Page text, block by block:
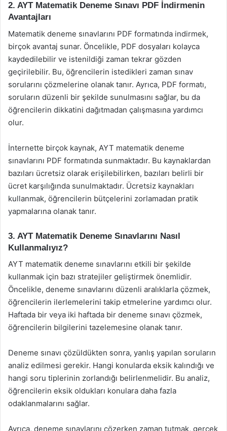
2. AYT Matematik Deneme Sınavı PDF İndirmenin
Avantajları
Matematik deneme sınavlarını PDF formatında indirmek,
birçok avantaj sunar. Öncelikle, PDF dosyaları kolayca
kaydedilebilir ve istenildiği zaman tekrar gözden
geçirilebilir. Bu, öğrencilerin istedikleri zaman sınav
sorularını çözmelerine olanak tanır. Ayrıca, PDF formatı,
soruların düzenli bir şekilde sunulmasını sağlar, bu da
öğrencilerin dikkatini dağıtmadan çalışmasına yardımcı
olur.
İnternette birçok kaynak, AYT matematik deneme
sınavlarını PDF formatında sunmaktadır. Bu kaynaklardan
bazıları ücretsiz olarak erişilebilirken, bazıları belirli bir
ücret karşılığında sunulmaktadır. Ücretsiz kaynakları
kullanmak, öğrencilerin bütçelerini zorlamadan pratik
yapmalarına olanak tanır.
3. AYT Matematik Deneme Sınavlarını Nasıl
Kullanmalıyız?
AYT matematik deneme sınavlarını etkili bir şekilde
kullanmak için bazı stratejiler geliştirmek önemlidir.
Öncelikle, deneme sınavlarını düzenli aralıklarla çözmek,
öğrencilerin ilerlemelerini takip etmelerine yardımcı olur.
Haftada bir veya iki haftada bir deneme sınavı çözmek,
öğrencilerin bilgilerini tazelemesine olanak tanır.
Deneme sınavı çözüldükten sonra, yanlış yapılan soruların
analiz edilmesi gerekir. Hangi konularda eksik kalındığı ve
hangi soru tiplerinin zorlandığı belirlenmelidir. Bu analiz,
öğrencilerin eksik oldukları konulara daha fazla
odaklanmalarını sağlar.
Ayrıca, deneme sınavlarını çözerken zaman tutmak, gerçek